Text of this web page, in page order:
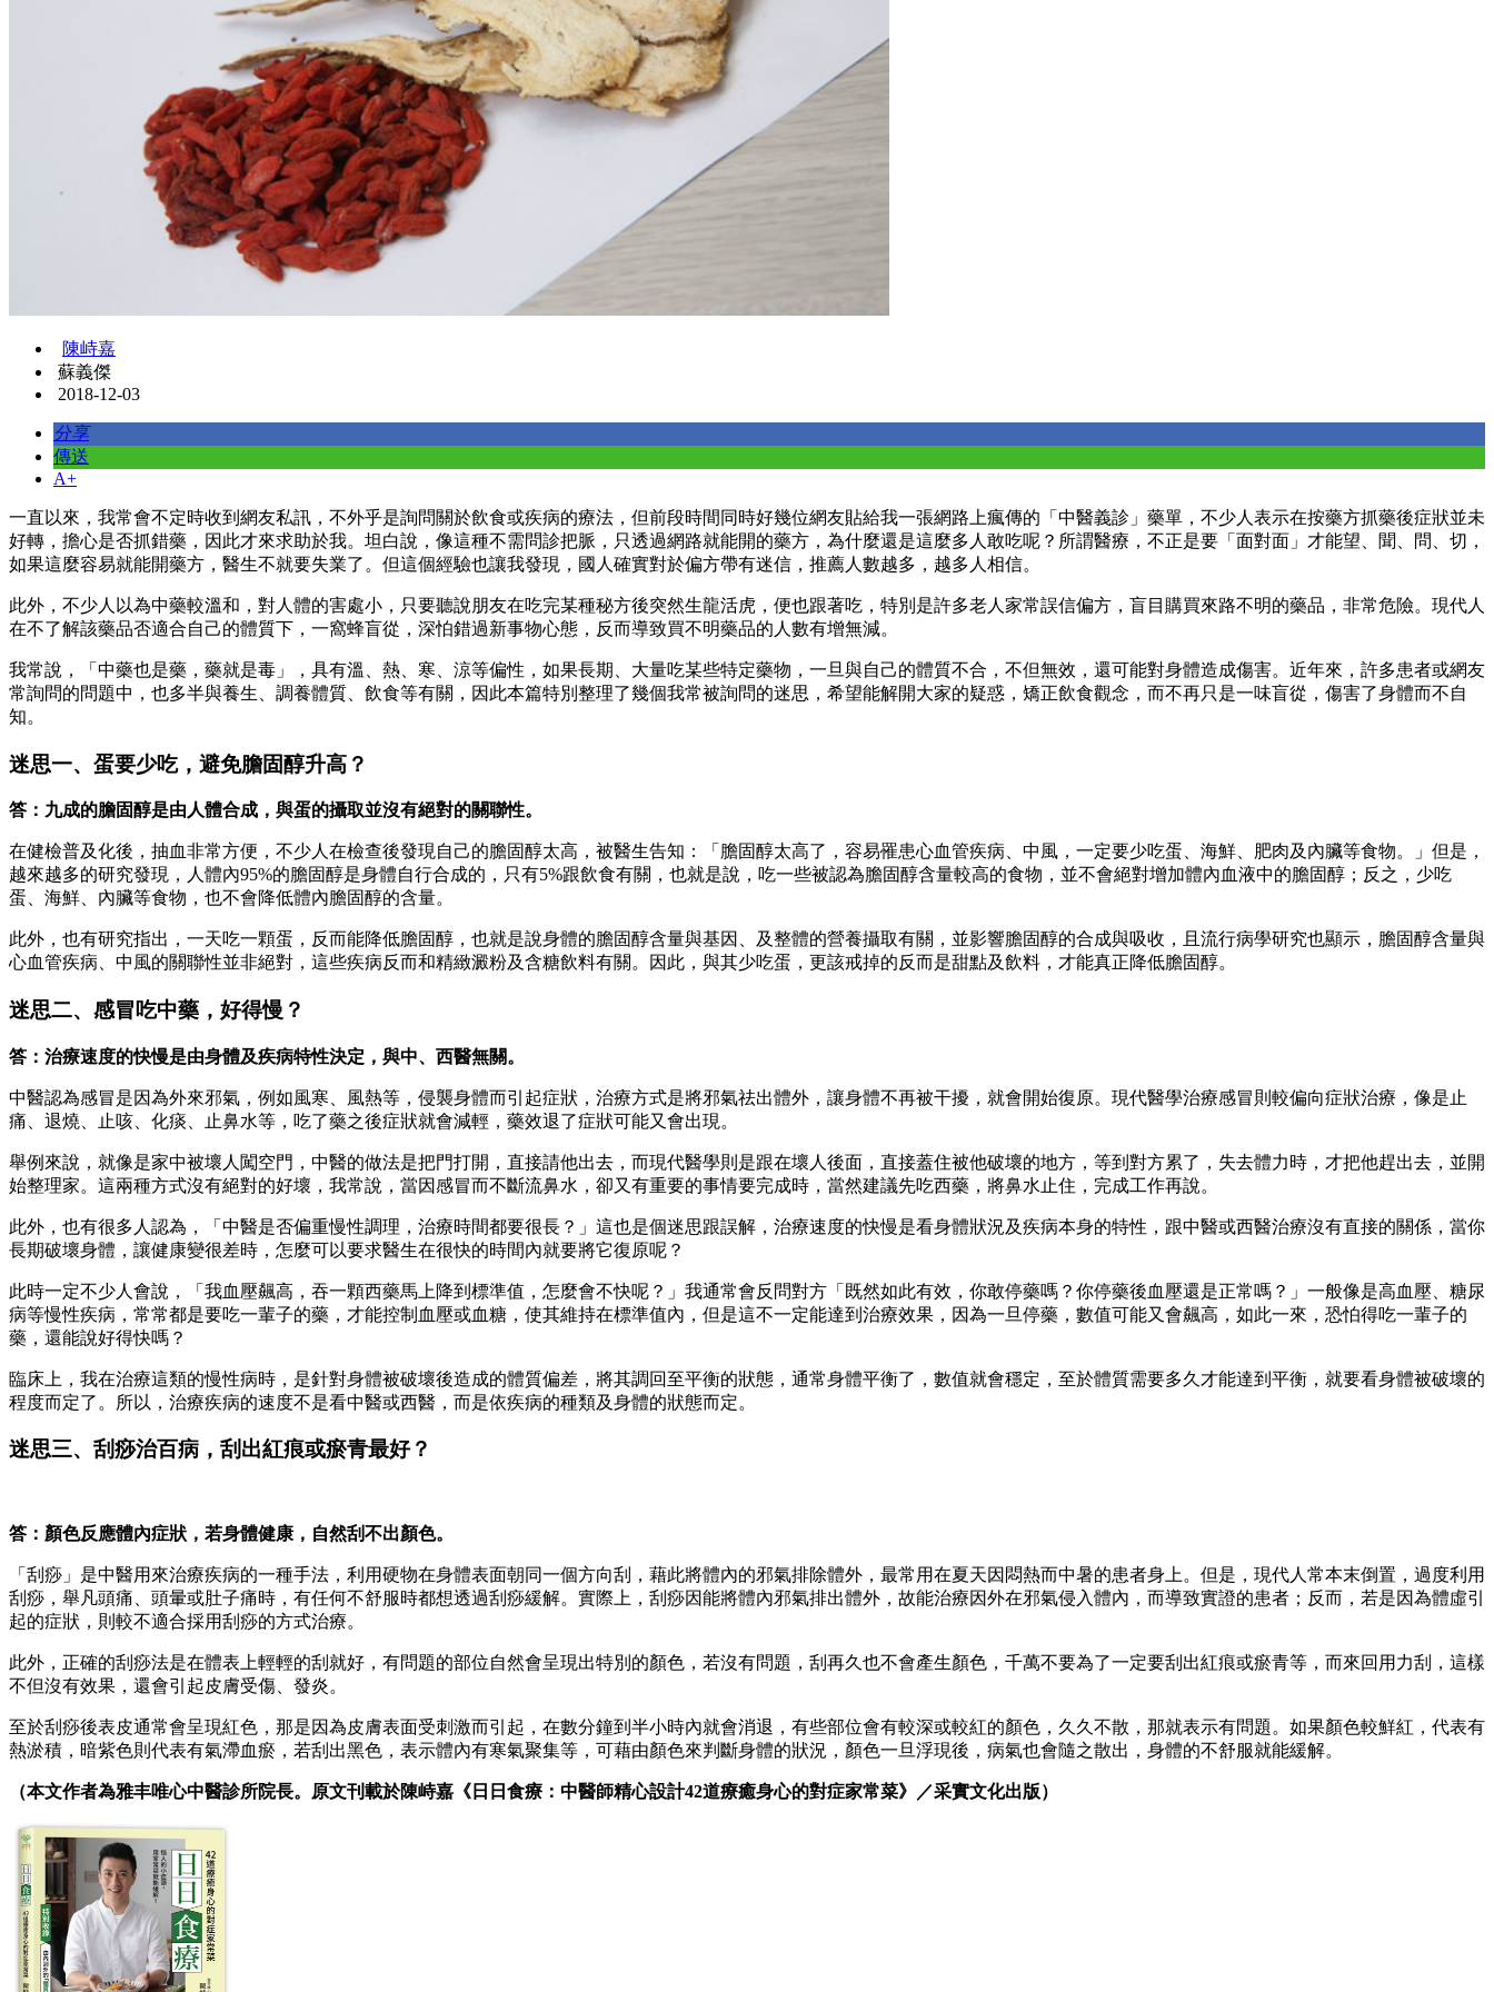
陳峙嘉
蘇義傑
2018-12-03
分享
傳送
A+
一直以來，我常會不定時收到網友私訊，不外乎是詢問關於飲食或疾病的療法，但前段時間同時好幾位網友貼給我一張網路上瘋傳的「中醫義診」藥單，不少人表示在按藥方抓藥後症狀並未
好轉，擔心是否抓錯藥，因此才來求助於我。坦白說，像這種不需問診把脈，只透過網路就能開的藥方，為什麼還是這麼多人敢吃呢？所謂醫療，不正是要「面對面」才能望、聞、問、切，
如果這麼容易就能開藥方，醫生不就要失業了。但這個經驗也讓我發現，國人確實對於偏方帶有迷信，推薦人數越多，越多人相信。
此外，不少人以為中藥較溫和，對人體的害處小，只要聽說朋友在吃完某種秘方後突然生龍活虎，便也跟著吃，特別是許多老人家常誤信偏方，盲目購買來路不明的藥品，非常危險。現代人
在不了解該藥品否適合自己的體質下，一窩蜂盲從，深怕錯過新事物心態，反而導致買不明藥品的人數有增無減。
我常說，「中藥也是藥，藥就是毒」，具有溫、熱、寒、涼等偏性，如果長期、大量吃某些特定藥物，一旦與自己的體質不合，不但無效，還可能對身體造成傷害。近年來，許多患者或網友
常詢問的問題中，也多半與養生、調養體質、飲食等有關，因此本篇特別整理了幾個我常被詢問的迷思，希望能解開大家的疑惑，矯正飲食觀念，而不再只是一味盲從，傷害了身體而不自
知。
迷思一、蛋要少吃，避免膽固醇升高？
答：九成的膽固醇是由人體合成，與蛋的攝取並沒有絕對的關聯性。
在健檢普及化後，抽血非常方便，不少人在檢查後發現自己的膽固醇太高，被醫生告知：「膽固醇太高了，容易罹患心血管疾病、中風，一定要少吃蛋、海鮮、肥肉及內臟等食物。」但是，
越來越多的研究發現，人體內95%的膽固醇是身體自行合成的，只有5%跟飲食有關，也就是說，吃一些被認為膽固醇含量較高的食物，並不會絕對增加體內血液中的膽固醇；反之，少吃
蛋、海鮮、內臟等食物，也不會降低體內膽固醇的含量。
此外，也有研究指出，一天吃一顆蛋，反而能降低膽固醇，也就是說身體的膽固醇含量與基因、及整體的營養攝取有關，並影響膽固醇的合成與吸收，且流行病學研究也顯示，膽固醇含量與
心血管疾病、中風的關聯性並非絕對，這些疾病反而和精緻澱粉及含糖飲料有關。因此，與其少吃蛋，更該戒掉的反而是甜點及飲料，才能真正降低膽固醇。
迷思二、感冒吃中藥，好得慢？
答：治療速度的快慢是由身體及疾病特性決定，與中、西醫無關。
中醫認為感冒是因為外來邪氣，例如風寒、風熱等，侵襲身體而引起症狀，治療方式是將邪氣祛出體外，讓身體不再被干擾，就會開始復原。現代醫學治療感冒則較偏向症狀治療，像是止
痛、退燒、止咳、化痰、止鼻水等，吃了藥之後症狀就會減輕，藥效退了症狀可能又會出現。
舉例來說，就像是家中被壞人闖空門，中醫的做法是把門打開，直接請他出去，而現代醫學則是跟在壞人後面，直接蓋住被他破壞的地方，等到對方累了，失去體力時，才把他趕出去，並開
始整理家。這兩種方式沒有絕對的好壞，我常說，當因感冒而不斷流鼻水，卻又有重要的事情要完成時，當然建議先吃西藥，將鼻水止住，完成工作再說。
此外，也有很多人認為，「中醫是否偏重慢性調理，治療時間都要很長？」這也是個迷思跟誤解，治療速度的快慢是看身體狀況及疾病本身的特性，跟中醫或西醫治療沒有直接的關係，當你
長期破壞身體，讓健康變很差時，怎麼可以要求醫生在很快的時間內就要將它復原呢？
此時一定不少人會說，「我血壓飆高，吞一顆西藥馬上降到標準值，怎麼會不快呢？」我通常會反問對方「既然如此有效，你敢停藥嗎？你停藥後血壓還是正常嗎？」一般像是高血壓、糖尿
病等慢性疾病，常常都是要吃一輩子的藥，才能控制血壓或血糖，使其維持在標準值內，但是這不一定能達到治療效果，因為一旦停藥，數值可能又會飆高，如此一來，恐怕得吃一輩子的
藥，還能說好得快嗎？
臨床上，我在治療這類的慢性病時，是針對身體被破壞後造成的體質偏差，將其調回至平衡的狀態，通常身體平衡了，數值就會穩定，至於體質需要多久才能達到平衡，就要看身體被破壞的
程度而定了。所以，治療疾病的速度不是看中醫或西醫，而是依疾病的種類及身體的狀態而定。
迷思三、刮痧治百病，刮出紅痕或瘀青最好？
答：顏色反應體內症狀，若身體健康，自然刮不出顏色。
「刮痧」是中醫用來治療疾病的一種手法，利用硬物在身體表面朝同一個方向刮，藉此將體內的邪氣排除體外，最常用在夏天因悶熱而中暑的患者身上。但是，現代人常本末倒置，過度利用
刮痧，舉凡頭痛、頭暈或肚子痛時，有任何不舒服時都想透過刮痧緩解。實際上，刮痧因能將體內邪氣排出體外，故能治療因外在邪氣侵入體內，而導致實證的患者；反而，若是因為體虛引
起的症狀，則較不適合採用刮痧的方式治療。
此外，正確的刮痧法是在體表上輕輕的刮就好，有問題的部位自然會呈現出特別的顏色，若沒有問題，刮再久也不會產生顏色，千萬不要為了一定要刮出紅痕或瘀青等，而來回用力刮，這樣
不但沒有效果，還會引起皮膚受傷、發炎。
至於刮痧後表皮通常會呈現紅色，那是因為皮膚表面受刺激而引起，在數分鐘到半小時內就會消退，有些部位會有較深或較紅的顏色，久久不散，那就表示有問題。如果顏色較鮮紅，代表有
熱淤積，暗紫色則代表有氣滯血瘀，若刮出黑色，表示體內有寒氣聚集等，可藉由顏色來判斷身體的狀況，顏色一旦浮現後，病氣也會隨之散出，身體的不舒服就能緩解。
（本文作者為雅丰唯心中醫診所院長。原文刊載於陳峙嘉《日日食療：中醫師精心設計42道療癒身心的對症家常菜》／采實文化出版）